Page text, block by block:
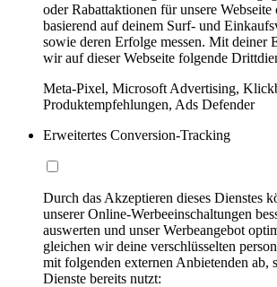
oder Rabattaktionen für unsere Webseite
basierend auf deinem Surf- und
sowie deren Erfolge messen. Mit deiner
wir auf dieser Webseite folgende
Meta-Pixel, Microsoft Advertising,
Produktempfehlungen, Ads Defender
Erweitertes Conversion-Tracking
Durch das Akzeptieren dieses Dienstes
unserer Online-Werbeeinschaltungen
auswerten und unser Werbeangebot
gleichen wir deine verschlüsselten
mit folgenden externen Anbietenden ab,
Dienste bereits nutzt: